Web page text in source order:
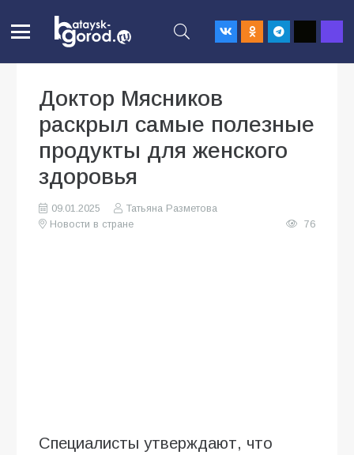
Доктор Мясников
раскрыл самые полезные
продукты для женского
здоровья
09.01.2025
Татьяна Разметова
Новости в стране
76
Специалисты утверждают, что